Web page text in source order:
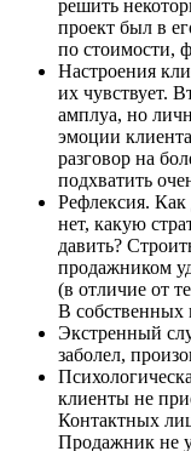
решить
проект был в
по стоимости,
Настроения
их чувствует.
амплуа, но
эмоции
разговор на
подхватить
Рефлексия. Как
нет, какую
давить?
продажником
(в отличие от
В собственных
Экстренный
заболел,
клиенты не
Контактных
Продажник не